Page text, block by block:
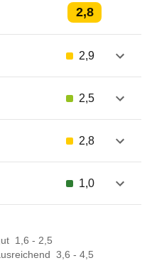
2,8
2,9
2,5
2,8
1,0
1,6 - 2,5
3,6 - 4,5